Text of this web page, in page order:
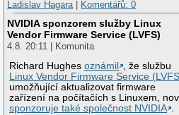
Ladislav Hagara| Komentářů: 0
NVIDIA sponzorem služby Linux
Vendor Firmware Service (LVFS)
4.8. 20:11 | Komunita
Richard Hughesoznámil
, že službu
Linux Vendor Firmware Service
umožňující aktualizovat firmware
zařízení na počítačích s Linuxem,
sponzoruje také společnost NVIDIA .